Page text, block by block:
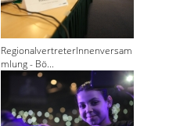
RegionalvertreterInnenversam
mlung - Bö...